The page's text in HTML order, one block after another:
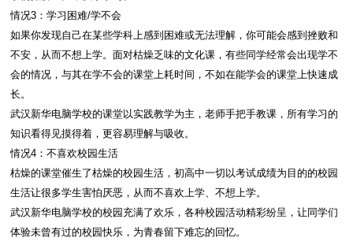
情况3：学习困难/学不会
如果你发现自己在某些学科上感到困难或无法理解，你可能会感到挫败和
不安，从而不想上学。面对枯燥乏味的文化课，有些同学经常会出现学不
会的情况，与其在学不会的课堂上耗时间，不如在能学会的课堂上快速成
长。
武汉新华电脑学校的课堂以实践教学为主，老师手把手教课，所有学习的
知识看得见摸得着，更容易理解与吸收。
情况4：不喜欢校园生活
枯燥的课堂催生了枯燥的校园生活，初高中一切以考试成绩为目的的校园
生活让很多学生害怕厌恶，从而不喜欢上学、不想上学。
武汉新华电脑学校的校园充满了欢乐，各种校园活动精彩纷呈，让同学们
体验未曾有过的校园快乐，为青春留下难忘的回忆。